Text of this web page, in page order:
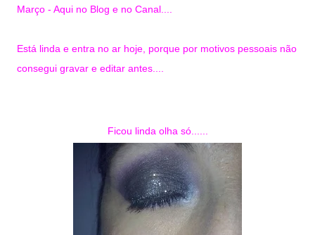
Março - Aqui no Blog e no Canal....
Está linda e entra no ar hoje, porque por motivos pessoais não
consegui gravar e editar antes....
Ficou linda olha só......